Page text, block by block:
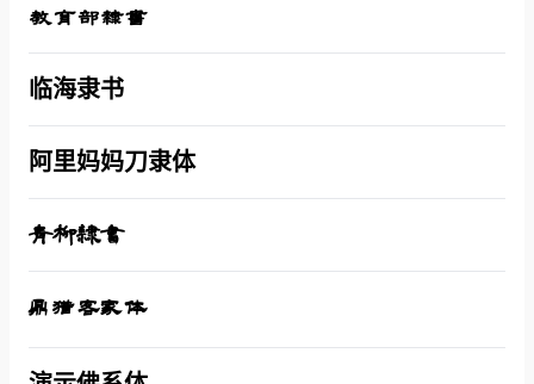
教育部隸書
临海隶书
阿里妈妈刀隶体
青柳隷書
鼎猎客家体